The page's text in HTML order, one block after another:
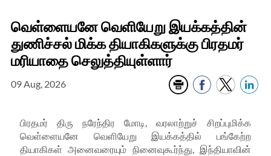
வெள்ளையனே வெளியேறு இயக்கத்தின்
துணிச்சல் மிக்க தியாகிகளுக்கு பிரதமர்
மரியாதை செலுத்தியுள்ளார்
09 Aug, 2026
பிரதமர் திரு நரேந்திர மோடி, வரலாற்றுச் சிறப்புமிக்க
வெள்ளையனே வெளியேறு இயக்கத்தில் பங்கேற்ற
தியாகிகள் அனைவரையும் நினைவுகூர்ந்து, இந்தியாவின்